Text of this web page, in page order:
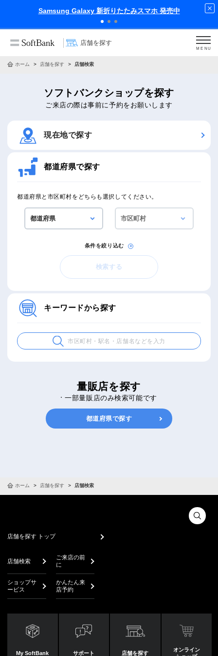
Samsung Galaxy 新折りたたみスマホ 発売中
店舗を探す
MENU
ホーム 店舗を探す 店舗検索
ソフトバンクショップを探す
ご来店の際は事前に予約をお願いします
現在地で探す
都道府県で探す
都道府県と市区町村をどちらも選択してください。
条件を絞り込む
検索する
キーワードから探す
量販店を探す
一部量販店のみ検索可能です
都道府県で探す
ホーム 店舗を探す 店舗検索
店舗を探す トップ
店舗検索
ご来店の前
に
ショップサ
ービス
かんたん来
店予約
My SoftBank サポート 店舗を探す
オンライン